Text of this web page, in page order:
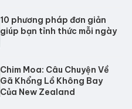
10 phương pháp đơn giản
giúp bạn tỉnh thức mỗi ngày
Chim Moa: Câu Chuyện Về
Gã Khổng Lồ Không Bay
Của New Zealand